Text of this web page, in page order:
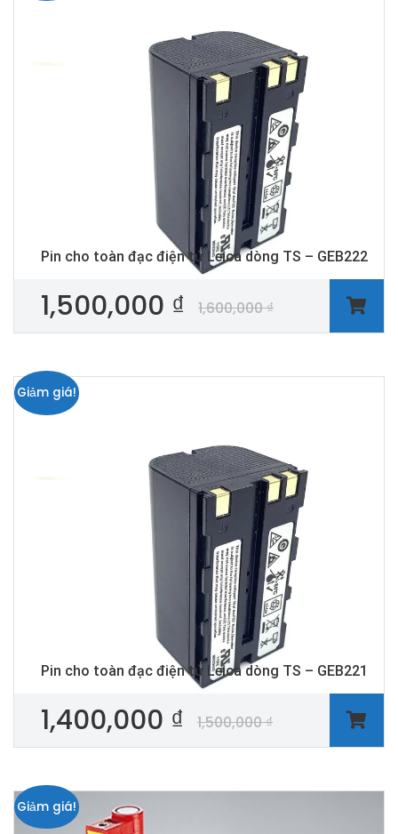
Pin cho toàn đạc điện tử Leica dòng TS – GEB222
1,600,000₫
1,500,000 ₫
Giảm giá!
Pin cho toàn đạc điện tử Leica dòng TS – GEB221
1,500,000₫
1,400,000 ₫
Giảm giá!